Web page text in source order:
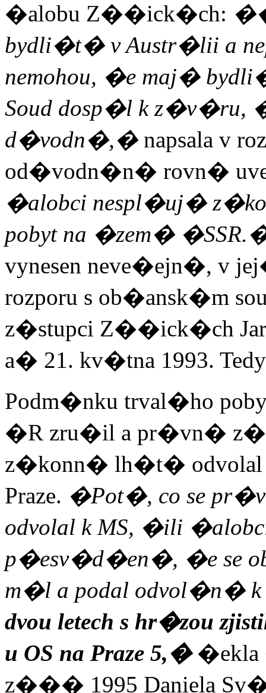
�alobu Z��ick�ch:
bydli�t� v Austr�lii a
nemohou, �e maj�
Soud dosp�l k z�v�ru,
d�vodn�,�napsala v
od�vodn�n� rovn�
�alobci nespl�uj�
pobyt na �zem�
vynesen neve�ejn�, v
rozporu s ob�ansk�m
z�stupci Z��ick�ch
a� 21. kv�tna 1993.
Podm�nku trval�ho
�R zru�il a pr�vn�
z�konn� lh�t� odvolal
Praze. �Pot�, co se
odvolal k MS, �ili
p�esv�d�en�, �e se
m�l a podal odvol�n�
dvou letech s hr�zou
u OS na Praze 5,��ekla
z��� 1995 Daniela